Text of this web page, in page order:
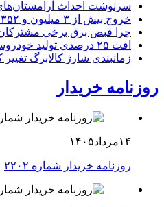
سرنوشت احداث آرامستان‌های
خروج بیش از ۳ میلیون و ۳۵۲ هزار زائر از مرزهای کشور
چرا قبض برق برخی
افت ۲۵ درصدی تولید خودروسازان
زمانبندی شارژ کالابرگ تغییر
روزنامه خریدار
۱۴مرداد۱۴۰۵
روزنامه خریدار شماره ۲۲۰۲